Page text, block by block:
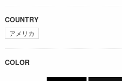
COUNTRY
アメリカ
COLOR